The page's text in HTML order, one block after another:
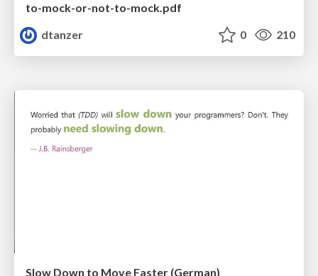
to-mock-or-not-to-mock.pdf
dtanzer
0 210
Slow Down to Move Faster (German)